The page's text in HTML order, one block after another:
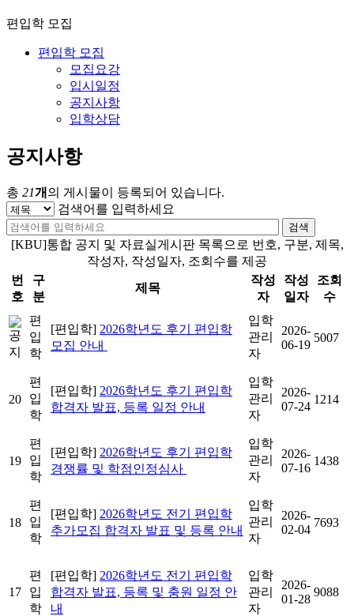
편입학 모집
편입학 모집
모집요강
입시일정
공지사항
입학상담
공지사항
총 21개 의 게시물이 등록되어 있습니다.
검색어를 입력하세요
검색
[KBU]통합 공지 및 자료실게시판 목록으로 번호, 구분, 제목,
작성자, 작성일자, 조회수를 제공
번
호
구
분
제목
작성
자
작성
일자
조회
수
편
입
학
[편입학] 2026학년도 후기 편입학
모집 안내
입학
관리
자
2026-
06-19
5007
20
편
입
학
[편입학] 2026학년도 후기 편입학
합격자 발표, 등록 일정 안내
입학
관리
자
2026-
07-24
1214
19
편
입
학
[편입학] 2026학년도 후기 편입학
경쟁률 및 학점인정심사
입학
관리
자
2026-
07-16
1438
18
편
입
학
[편입학] 2026학년도 전기 편입학
추가모집 합격자 발표 및 등록 안내
입학
관리
자
2026-
02-04
7693
17
편
입
학
[편입학] 2026학년도 전기 편입학
합격자 발표, 등록 및 충원 일정 안
내
입학
관리
자
2026-
01-28
9088